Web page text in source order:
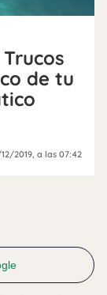
de tu
2019 , a las 07:42